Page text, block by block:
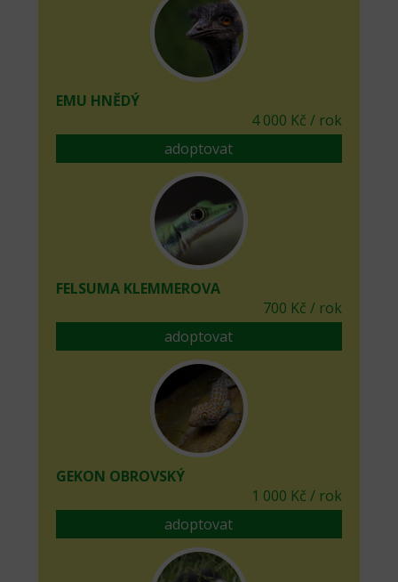
EMU HNĚDÝ
4 000 Kč / rok
adoptovat
FELSUMA KLEMMEROVA
700 Kč / rok
adoptovat
GEKON OBROVSKÝ
1 000 Kč / rok
adoptovat